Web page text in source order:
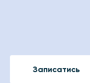
Записатись